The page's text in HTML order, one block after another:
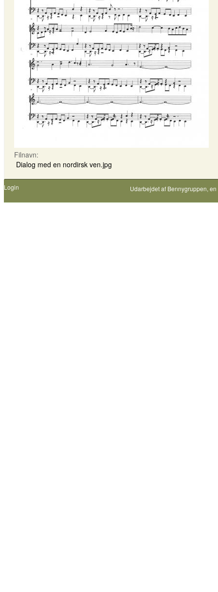
Filnavn:
Dialog med en nordirsk ven.jpg
Login Udarbejdet af Bennygruppen,